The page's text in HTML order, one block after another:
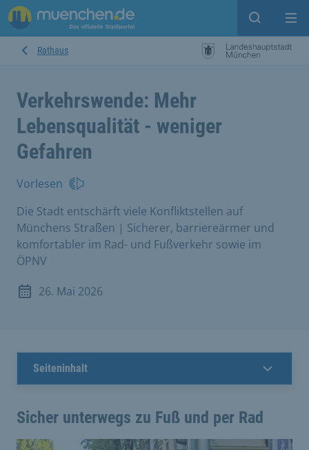
Suche
Rathaus
Verkehrswende: Mehr
Lebensqualität - weniger
Gefahren
Vorlesen
Die Stadt entschärft viele Konfliktstellen auf
Münchens Straßen | Sicherer, barriereärmer und
komfortabler im Rad- und Fußverkehr sowie im
ÖPNV
26. Mai 2026
Seiteninhalt
Sicher unterwegs zu Fuß und per Rad